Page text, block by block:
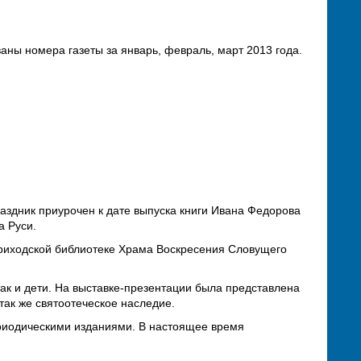
номера газеты за январь, февраль, март 2013 года.
приурочен к дате выпуска книги Ивана Федорова
Руси.
библиотеке Храма Воскресения Словущего
и дети. На выставке-презентации была представлена
же святоотеческое наследие.
изданиями. В настоящее время